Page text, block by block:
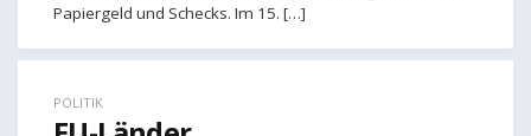
Papiergeld und Schecks. Im 15. […]
POLITIK